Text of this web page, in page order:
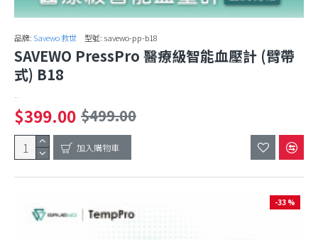
品牌: Savewo 救世 型號: savewo-pp-b18
SAVEWO PressPro 醫療級智能血壓計 (臂帶
式) B18
..
$399.00 $499.00
加入購物車
-33 %